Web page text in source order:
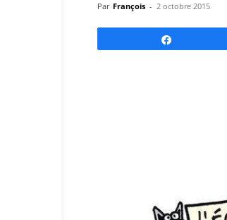
Par François - 2 octobre 2015